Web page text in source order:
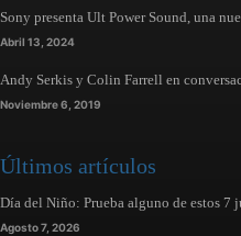
Sony presenta Ult Power Sound, una
Abril 13, 2024
Andy Serkis y Colin Farrell en
Noviembre 6, 2019
Últimos artículos
Día del Niño: Prueba alguno de estos 7
Agosto 7, 2026